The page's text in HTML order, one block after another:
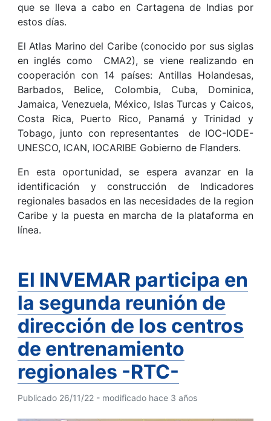
que se lleva a cabo en Cartagena de Indias por
estos días.
El Atlas Marino del Caribe (conocido por sus siglas
en inglés como CMA2), se viene realizando en
cooperación con 14 países: Antillas Holandesas,
Barbados, Belice, Colombia, Cuba, Dominica,
Jamaica, Venezuela, México, Islas Turcas y Caicos,
Costa Rica, Puerto Rico, Panamá y Trinidad y
Tobago, junto con representantes de IOC-IODE-
UNESCO, ICAN, IOCARIBE Gobierno de Flanders.
En esta oportunidad, se espera avanzar en la
identificación y construcción de Indicadores
regionales basados en las necesidades de la region
Caribe y la puesta en marcha de la plataforma en
línea.
El INVEMAR participa en
la segunda reunión de
dirección de los centros
de entrenamiento
regionales -RTC-
Publicado 26/11/22 - modificado hace 3 años